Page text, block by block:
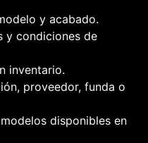
y acabado.
y condiciones de
inventario.
proveedor, funda o
disponibles en